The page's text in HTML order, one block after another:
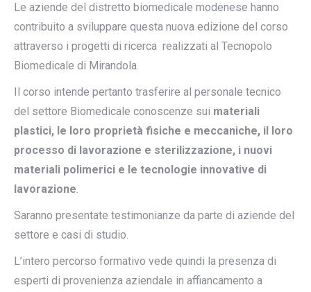
Le aziende del distretto biomedicale modenese hanno
contribuito a sviluppare questa nuova edizione del corso
attraverso i progetti di ricerca realizzati al Tecnopolo
Biomedicale di Mirandola.
Il corso intende pertanto trasferire al personale tecnico
del settore Biomedicale conoscenze sui materiali
plastici, le loro proprietà fisiche e meccaniche, il loro
processo di lavorazione e sterilizzazione, i nuovi
materiali polimerici e le tecnologie innovative di
lavorazione.
Saranno presentate testimonianze da parte di aziende del
settore e casi di studio.
L’intero percorso formativo vede quindi la presenza di
esperti di provenienza aziendale in affiancamento a